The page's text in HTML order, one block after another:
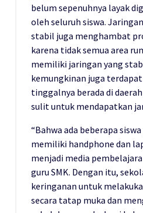
belum sepenuhnya layak
oleh seluruh siswa.
stabil juga menghambat
karena tidak semua area
memiliki jaringan yang
kemungkinan juga
tinggalnya berada di
sulit untuk mendapatkan
“Bahwa ada beberapa
memiliki handphone dan
menjadi media
guru SMK. Dengan itu,
keringanan untuk
secara tatap muka dan